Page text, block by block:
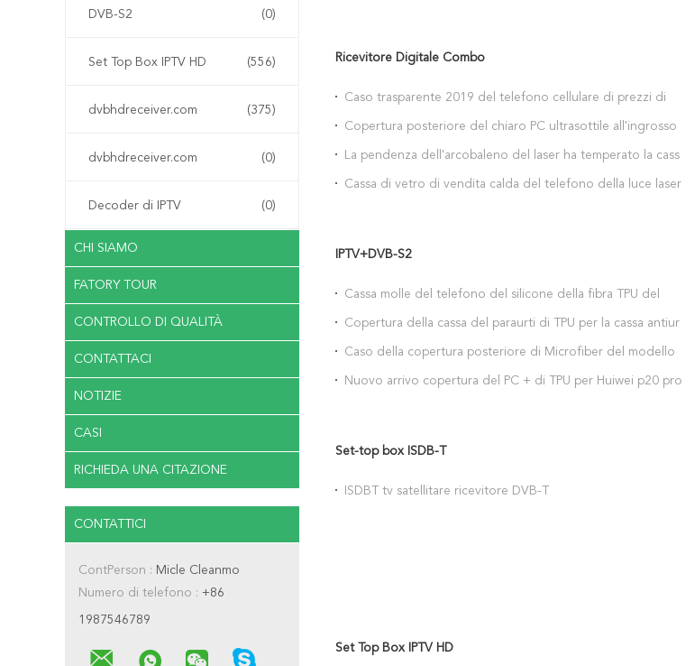
DVB-S2 (0)
Set Top Box IPTV HD (556)
dvbhdreceiver.com (375)
dvbhdreceiver.com (0)
Decoder di IPTV (0)
CHI SIAMO
FATORY TOUR
CONTROLLO DI QUALITÀ
CONTATTACI
NOTIZIE
CASI
RICHIEDA UNA CITAZIONE
CONTATTICI
ContPerson : Micle Cleanmo
Numero di telefono : +86
1987546789
Ricevitore Digitale Combo
Caso trasparente 2019 del telefono cellulare di prezzi di
promozione per Huawei P30
Copertura posteriore del chiaro PC ultrasottile all'ingrosso
del telefono cellulare per il caso di Huawei P30
La pendenza dell'arcobaleno del laser ha temperato la cassa
di vetro del telefono per la copertura posteriore di xiaomi
Cassa di vetro di vendita calda del telefono della luce laser
IPTV+DVB-S2
Cassa molle del telefono del silicone della fibra TPU del
carbonio per onore 8x di Huawei
Copertura della cassa del paraurti di TPU per la cassa antiurto
2018 del telefono della fibra del carbonio di Huawei Y6
Caso della copertura posteriore di Microfiber del modello di
Nuovo arrivo copertura del PC + di TPU per Huiwei p20 pro
Set-top box ISDB-T
ISDBT tv satellitare ricevitore DVB-T
Set Top Box IPTV HD